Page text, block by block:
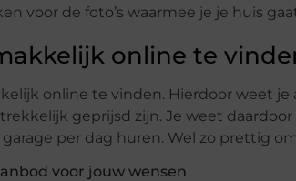
voor de foto’s waarmee je je huis
online te
online te vinden. Hierdoor weet je
geprijsd zijn. Je weet
per dag huren. Wel zo prettig
voor jouw wensen